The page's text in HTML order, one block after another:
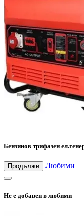
Бензинов трифазен
Продължи Любими
Не е добавен в любими